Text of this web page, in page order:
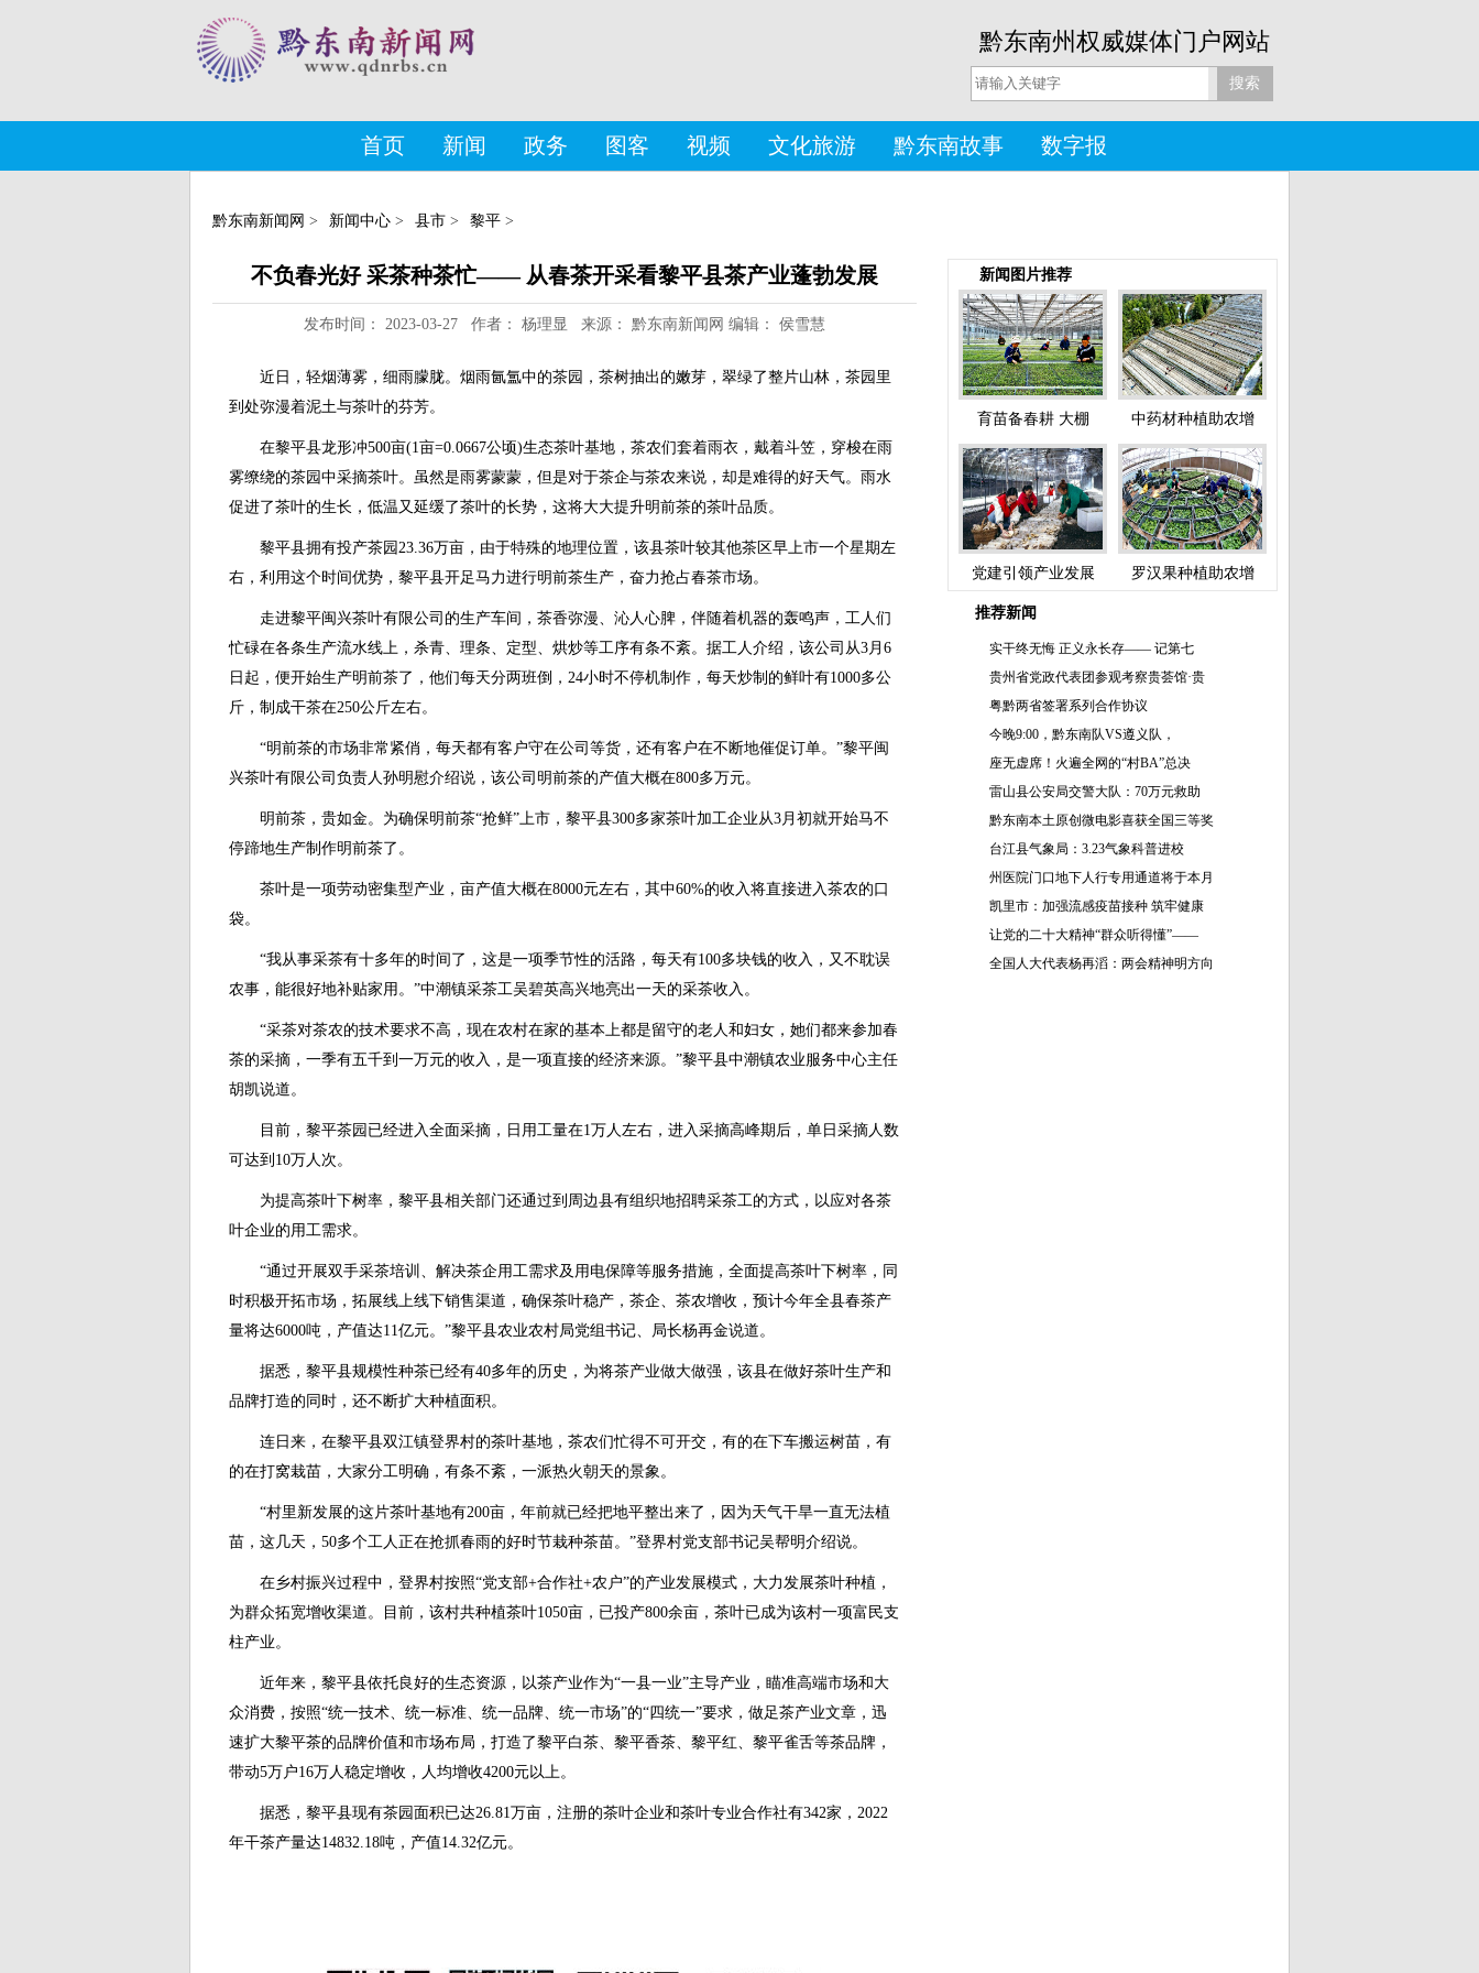
黔东南州权威媒体门户网站
首页 新闻 政务 图客 视频 文化旅游 黔东南故事 数字报
黔东南新闻网 > 新闻中心 > 县市 > 黎平 >
不负春光好 采茶种茶忙—— 从春茶开采看黎平县茶产业蓬勃发展
发布时间： 2023-03-27 作者： 杨理显 来源： 黔东南新闻网 编辑： 侯雪慧
近日，轻烟薄雾，细雨朦胧。烟雨氤氲中的茶园，茶树抽出的嫩芽，翠绿了整片山林，茶园里
到处弥漫着泥土与茶叶的芬芳。
在黎平县龙形冲500亩(1亩=0.0667公顷)生态茶叶基地，茶农们套着雨衣，戴着斗笠，穿梭在雨
雾缭绕的茶园中采摘茶叶。虽然是雨雾蒙蒙，但是对于茶企与茶农来说，却是难得的好天气。雨水
促进了茶叶的生长，低温又延缓了茶叶的长势，这将大大提升明前茶的茶叶品质。
黎平县拥有投产茶园23.36万亩，由于特殊的地理位置，该县茶叶较其他茶区早上市一个星期左
右，利用这个时间优势，黎平县开足马力进行明前茶生产，奋力抢占春茶市场。
走进黎平闽兴茶叶有限公司的生产车间，茶香弥漫、沁人心脾，伴随着机器的轰鸣声，工人们
忙碌在各条生产流水线上，杀青、理条、定型、烘炒等工序有条不紊。据工人介绍，该公司从3月6
日起，便开始生产明前茶了，他们每天分两班倒，24小时不停机制作，每天炒制的鲜叶有1000多公
斤，制成干茶在250公斤左右。
“明前茶的市场非常紧俏，每天都有客户守在公司等货，还有客户在不断地催促订单。”黎平闽
兴茶叶有限公司负责人孙明慰介绍说，该公司明前茶的产值大概在800多万元。
明前茶，贵如金。为确保明前茶“抢鲜”上市，黎平县300多家茶叶加工企业从3月初就开始马不
停蹄地生产制作明前茶了。
茶叶是一项劳动密集型产业，亩产值大概在8000元左右，其中60%的收入将直接进入茶农的口
袋。
“我从事采茶有十多年的时间了，这是一项季节性的活路，每天有100多块钱的收入，又不耽误
农事，能很好地补贴家用。”中潮镇采茶工吴碧英高兴地亮出一天的采茶收入。
“采茶对茶农的技术要求不高，现在农村在家的基本上都是留守的老人和妇女，她们都来参加春
茶的采摘，一季有五千到一万元的收入，是一项直接的经济来源。”黎平县中潮镇农业服务中心主任
胡凯说道。
目前，黎平茶园已经进入全面采摘，日用工量在1万人左右，进入采摘高峰期后，单日采摘人数
可达到10万人次。
为提高茶叶下树率，黎平县相关部门还通过到周边县有组织地招聘采茶工的方式，以应对各茶
叶企业的用工需求。
“通过开展双手采茶培训、解决茶企用工需求及用电保障等服务措施，全面提高茶叶下树率，同
时积极开拓市场，拓展线上线下销售渠道，确保茶叶稳产，茶企、茶农增收，预计今年全县春茶产
量将达6000吨，产值达11亿元。”黎平县农业农村局党组书记、局长杨再金说道。
据悉，黎平县规模性种茶已经有40多年的历史，为将茶产业做大做强，该县在做好茶叶生产和
品牌打造的同时，还不断扩大种植面积。
连日来，在黎平县双江镇登界村的茶叶基地，茶农们忙得不可开交，有的在下车搬运树苗，有
的在打窝栽苗，大家分工明确，有条不紊，一派热火朝天的景象。
“村里新发展的这片茶叶基地有200亩，年前就已经把地平整出来了，因为天气干旱一直无法植
苗，这几天，50多个工人正在抢抓春雨的好时节栽种茶苗。”登界村党支部书记吴帮明介绍说。
在乡村振兴过程中，登界村按照“党支部+合作社+农户”的产业发展模式，大力发展茶叶种植，
为群众拓宽增收渠道。目前，该村共种植茶叶1050亩，已投产800余亩，茶叶已成为该村一项富民支
柱产业。
近年来，黎平县依托良好的生态资源，以茶产业作为“一县一业”主导产业，瞄准高端市场和大
众消费，按照“统一技术、统一标准、统一品牌、统一市场”的“四统一”要求，做足茶产业文章，迅
速扩大黎平茶的品牌价值和市场布局，打造了黎平白茶、黎平香茶、黎平红、黎平雀舌等茶品牌，
带动5万户16万人稳定增收，人均增收4200元以上。
据悉，黎平县现有茶园面积已达26.81万亩，注册的茶叶企业和茶叶专业合作社有342家，2022
年干茶产量达14832.18吨，产值14.32亿元。
新闻图片推荐
育苗备春耕 大棚 中药材种植助农增
党建引领产业发展 罗汉果种植助农增
推荐新闻
实干终无悔 正义永长存—— 记第七
贵州省党政代表团参观考察贵荟馆·贵
粤黔两省签署系列合作协议
今晚9:00，黔东南队VS遵义队，
座无虚席！火遍全网的“村BA”总决
雷山县公安局交警大队：70万元救助
黔东南本土原创微电影喜获全国三等奖
台江县气象局：3.23气象科普进校
州医院门口地下人行专用通道将于本月
凯里市：加强流感疫苗接种 筑牢健康
让党的二十大精神“群众听得懂”——
全国人大代表杨再滔：两会精神明方向